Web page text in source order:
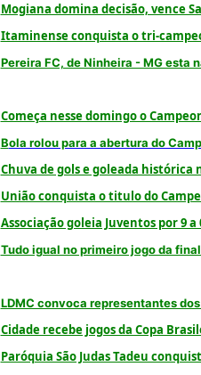
Mogiana domina decisão, vence
Itaminense conquista o tri-
Pereira FC, de Ninheira - MG esta
Começa nesse domingo o
Bola rolou para a abertura do
Chuva de gols e goleada histórica
União conquista o titulo do
Associação goleia Juventos por 9
Tudo igual no primeiro jogo da
LDMC convoca representantes
Cidade recebe jogos da Copa
Paróquia São Judas Tadeu